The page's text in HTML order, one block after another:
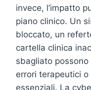
invece, l’impatto
piano clinico. Un
bloccato, un
cartella clinica
sbagliato
errori terapeutici
essenziali. La